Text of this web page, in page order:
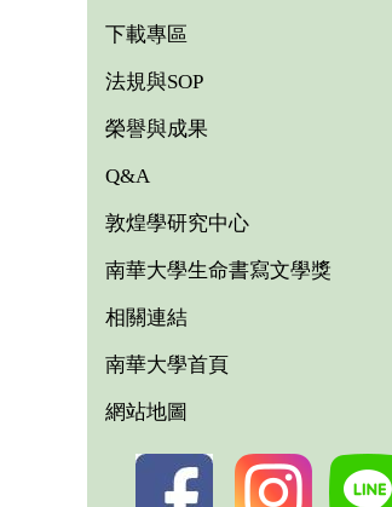
下載專區
法規與SOP
榮譽與成果
Q&A
敦煌學研究中心
南華大學生命書寫文學獎
相關連結
南華大學首頁
網站地圖